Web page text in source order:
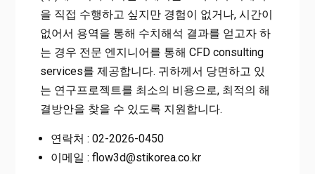
을 직접 수행하고 싶지만 경험이 없거나, 시간이
없어서 용역을 통해 수치해석 결과를 얻고자 하
는 경우 전문 엔지니어를 통해 CFD consulting
services를 제공합니다. 귀하께서 당면하고 있
는 연구프로젝트를 최소의 비용으로, 최적의 해
결방안을 찾을 수 있도록 지원합니다.
연락처 : 02-2026-0450
이메일 : flow3d@stikorea.co.kr